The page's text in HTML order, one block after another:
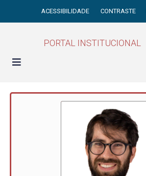
ACESSIBILIDADE CONTRASTE
PORTAL INSTITUCIONAL